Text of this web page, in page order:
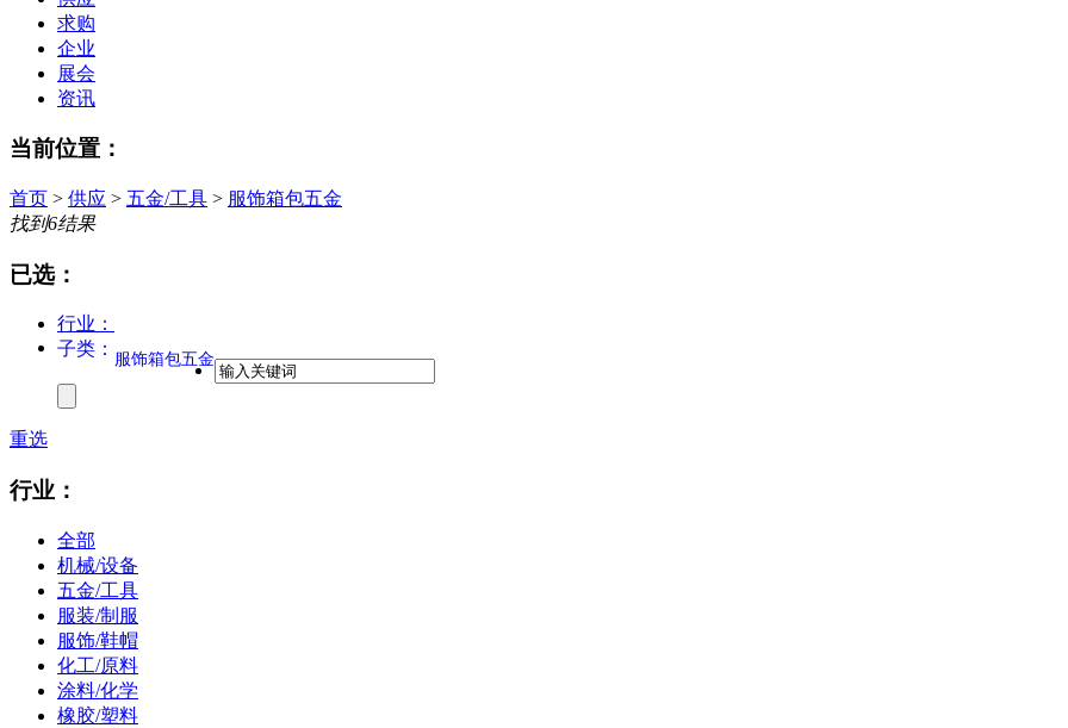
求购
企业
展会
资讯
当前位置：
首页 > 供应 > 五金/工具 > 服饰箱包五金
找到6结果
已选：
行业：
子类： 服饰箱包五金
重选
行业：
全部
机械/设备
五金/工具
服装/制服
服饰/鞋帽
化工/原料
涂料/化学
橡胶/塑料